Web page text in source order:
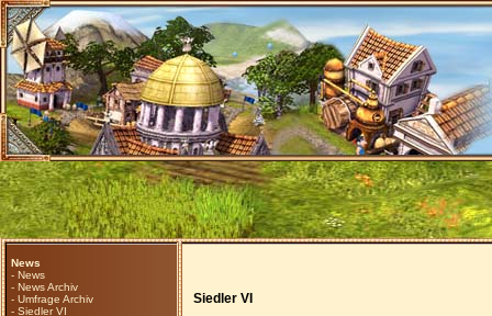
News
- News
- News Archiv
- Umfrage Archiv
- Siedler VI
Siedler VI